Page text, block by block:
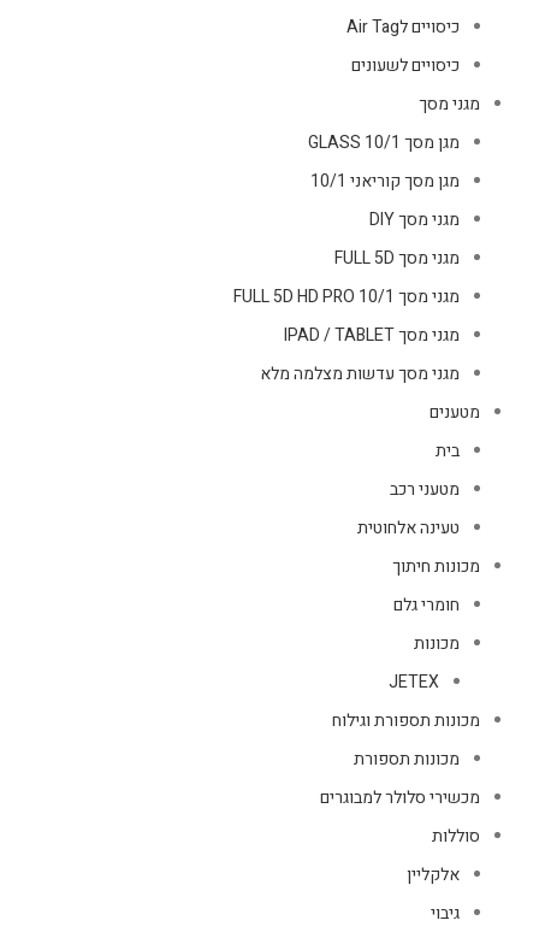
כיסויים לAir Tag
כיסויים לשעונים
מגני מסך
מגן מסך GLASS 10/1
מגן מסך קוריאני 10/1
מגני מסך DIY
מגני מסך FULL 5D
מגני מסך FULL 5D HD PRO 10/1
מגני מסך IPAD / TABLET
מגני מסך עדשות מצלמה מלא
מטענים
בית
מטעני רכב
טעינה אלחוטית
מכונות חיתוך
חומרי גלם
מכונות
JETEX
מכונות תספורת וגילוח
מכונות תספורת
מכשירי סלולר למבוגרים
סוללות
אלקליין
גיבוי